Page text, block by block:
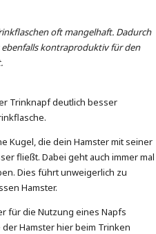
oft mangelhaft. Dadurch
kontraproduktiv für den
Trinknapf deutlich besser
Kugel, die dein Hamster mit seiner
fließt. Dabei geht auch immer mal
Dies führt unweigerlich zu
Hamster.
für die Nutzung eines Napfs
Hamster hier beim Trinken